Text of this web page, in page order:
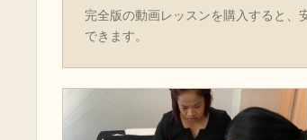
完全版の動画レッスンを購入すると
できます。